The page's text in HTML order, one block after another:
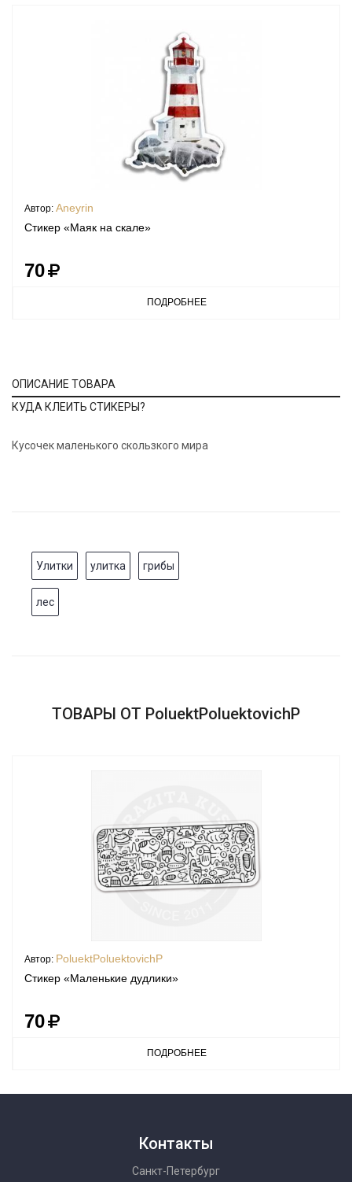
Автор: Aneyrin
Стикер «Маяк на скале»
70
ПОДРОБНЕЕ
ОПИСАНИЕ ТОВАРА
КУДА КЛЕИТЬ СТИКЕРЫ?
Кусочек маленького скользкого мира
Улитки улитка грибы
лес
ТОВАРЫ ОТ PoluektPoluektovichP
Автор: PoluektPoluektovichP
Стикер «Маленькие дудлики»
70
ПОДРОБНЕЕ
Контакты
Санкт-Петербург